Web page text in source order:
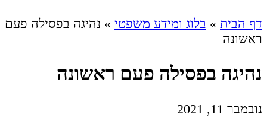
דף הבית » בלוג ומידע משפטי » נהיגה בפסילה פעם
ראשונה
נהיגה בפסילה פעם ראשונה
נובמבר 11, 2021